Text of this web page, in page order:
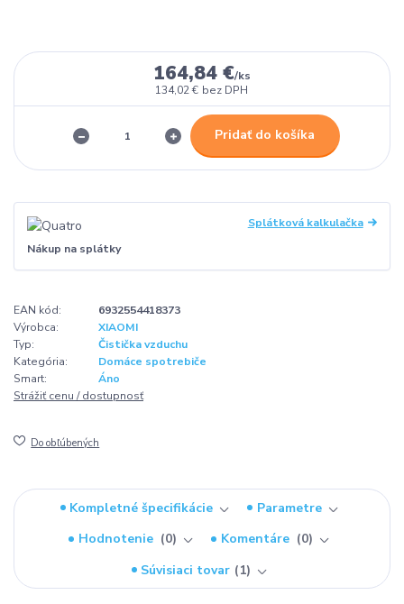
164,84 €/ks
134,02 € bez DPH
Pridať do košíka
Splátková kalkulačka
Nákup na splátky
EAN kód:
6932554418373
Výrobca:
XIAOMI
Typ:
Čistička vzduchu
Kategória:
Domáce spotrebiče
Smart:
Áno
Strážiť cenu / dostupnosť
Do obľúbených
Kompletné špecifikácie
Parametre
Hodnotenie
0 Komentáre
0
Súvisiaci tovar
1